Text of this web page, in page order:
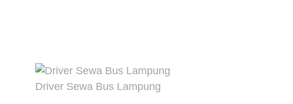
Driver Sewa Bus Lampung